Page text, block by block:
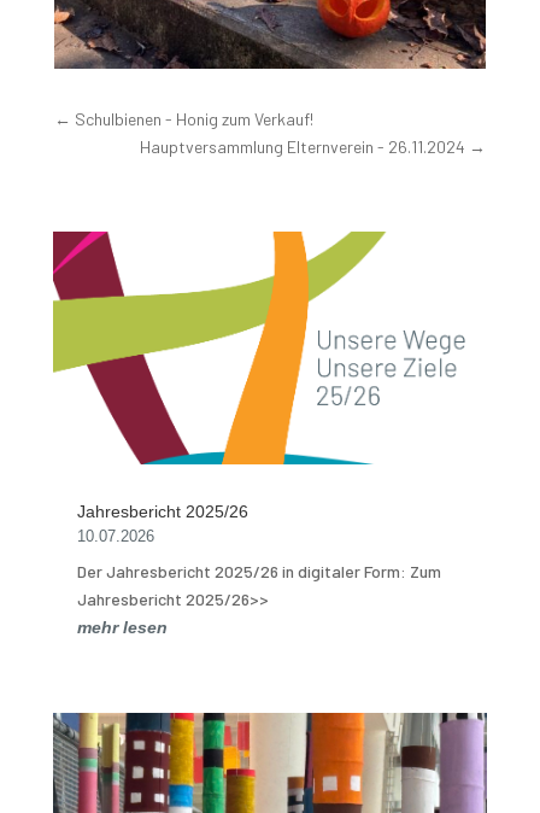
← Schulbienen - Honig zum Verkauf!
Hauptversammlung Elternverein - 26.11.2024 →
Jahresbericht 2025/26
10.07.2026
Der Jahresbericht 2025/26 in digitaler Form: Zum
Jahresbericht 2025/26>>
mehr lesen